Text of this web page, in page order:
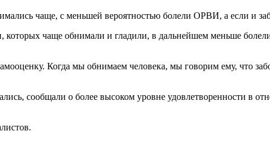
чаще, с меньшей вероятностью болели ОРВИ, а если и
чаще обнимали и гладили, в дальнейшем меньше
Когда мы обнимаем человека, мы говорим ему, что
сообщали о более высоком уровне удовлетворенности в